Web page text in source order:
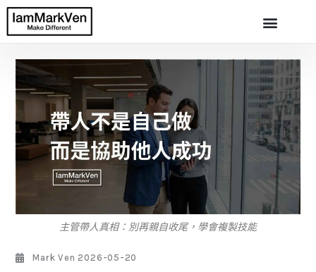
主管帶人真相：別再親自收尾，學會複製技能
Mark Ven 2026-05-20